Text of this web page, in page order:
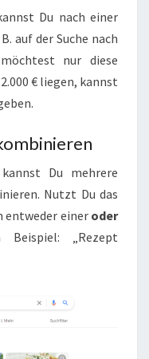
Du nach einer
auf der Suche nach
nur diese
€ liegen, kannst
Du mehrere
Nutzt Du das
entweder einer oder
„Rezept